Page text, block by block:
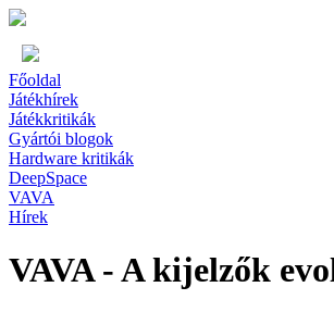
Főoldal
Játékhírek
Játékkritikák
Gyártói blogok
Hardware kritikák
DeepSpace
VAVA
Hírek
VAVA - A kijelzők